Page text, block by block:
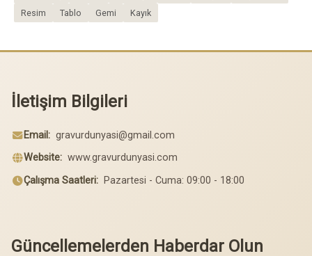
Resim
Tablo Gemi Kayık
İletişim Bilgileri
Email: gravurdunyasi@gmail.com
Website: www.gravurdunyasi.com
Çalışma Saatleri: Pazartesi - Cuma: 09:00 - 18:00
Güncellemelerden Haberdar Olun